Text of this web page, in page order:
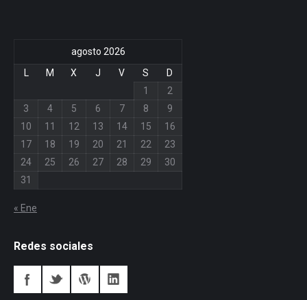
agosto 2026
L
M X J V S
D
1
2
3
4 5 6 7 8
9
10
11 12 13 14 15
16
17
18 19 20 21 22
23
24
25 26 27 28 29
30
31
« Ene
Redes sociales